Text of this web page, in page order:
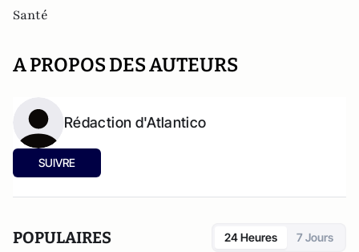
Santé
A PROPOS DES AUTEURS
Rédaction d'Atlantico
SUIVRE
POPULAIRES 24 Heures 7 Jours